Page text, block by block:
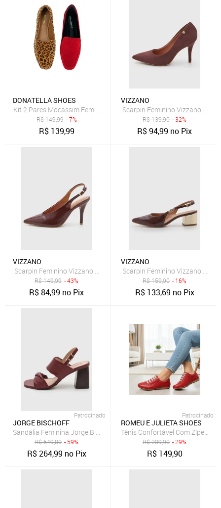
DONATELLA SHOES
Kit 2 Pares Mocassim Feminino Donatella Shoes
R$149,99 - 7%
R$ 139,99
VIZZANO
Scarpin Feminino Vizzano
R$139,90 - 32%
R$94,99 no Pix
VIZZANO
Scarpin Feminino Vizzano Slingback Bico Fino Bordô
R$149,99 - 43%
R$84,99 no Pix
VIZZANO
Scarpin Feminino Vizzano
R$159,90 - 16%
R$ 133,69 no Pix
Patrocinado
JORGE BISCHOFF
Sandália Feminina Jorge Bischoff Couro Salto Bloco Burgundy
R$649,00 - 59%
R$264,99 no Pix
Patrocinado
ROMEU E JULIETA SHOES
Tênis Confortável Com Zíper de
R$209,90 - 29%
R$ 149,90